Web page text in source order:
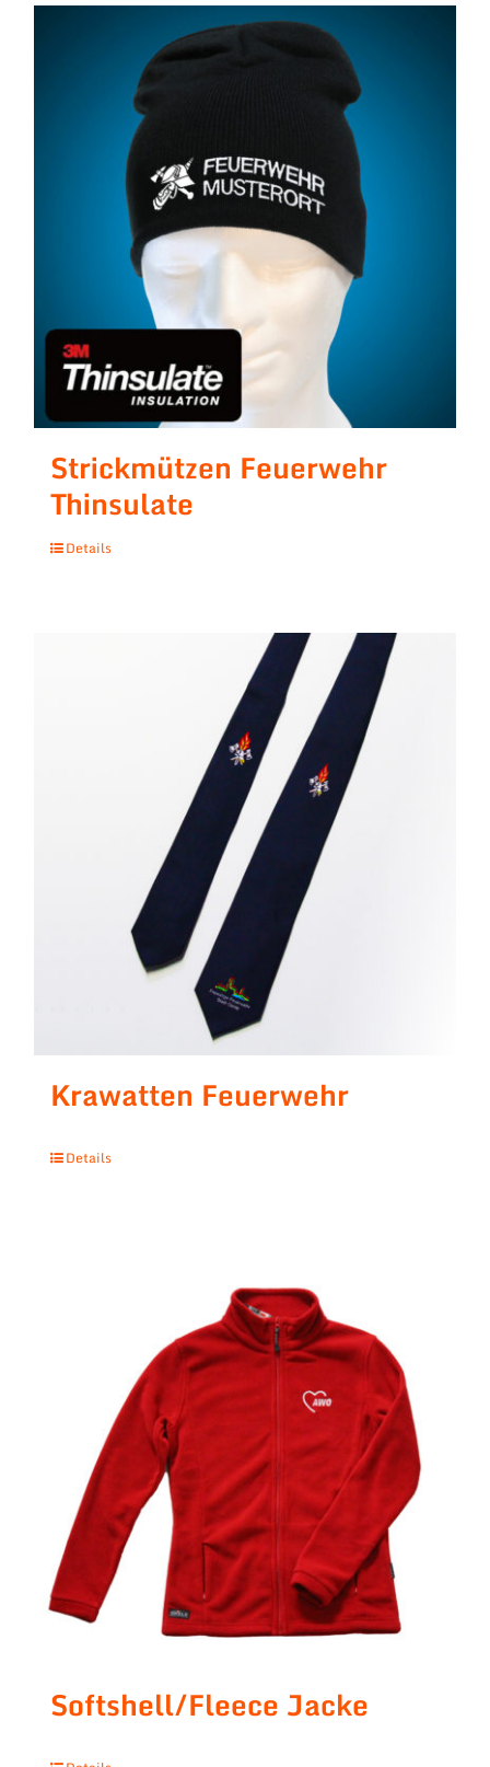
Strickmützen Feuerwehr
Thinsulate
Details
Krawatten Feuerwehr
Details
Softshell/Fleece Jacke